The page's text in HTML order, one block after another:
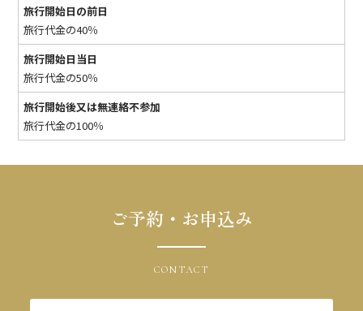
旅行開始日の前日
旅行代金の40％
旅行開始日当日
旅行代金の50％
旅行開始後又は無連絡不参加
旅行代金の100％
ご予約・お申込み
CONTACT